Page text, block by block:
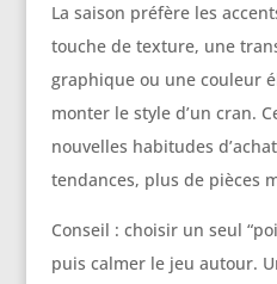
La saison préfère les
touche de texture, une
graphique ou une couleur
monter le style d’un cran.
nouvelles habitudes
tendances, plus de pièces
Conseil : choisir un seul
puis calmer le jeu autour.